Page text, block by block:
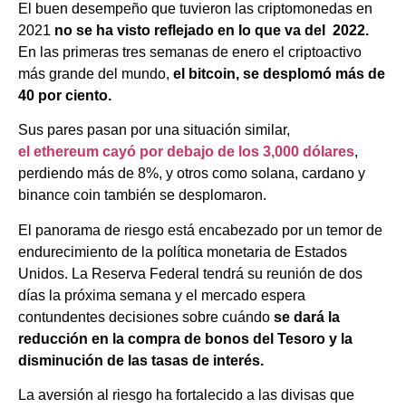
El buen desempeño que tuvieron las criptomonedas en
2021 no se ha visto reflejado en lo que va del 2022.
En las primeras tres semanas de enero el criptoactivo
más grande del mundo, el bitcoin, se desplomó más de
40 por ciento.
Sus pares pasan por una situación similar,
el ethereum cayó por debajo de los 3,000 dólares,
perdiendo más de 8%, y otros como solana, cardano y
binance coin también se desplomaron.
El panorama de riesgo está encabezado por un temor de
endurecimiento de la política monetaria de Estados
Unidos. La Reserva Federal tendrá su reunión de dos
días la próxima semana y el mercado espera
contundentes decisiones sobre cuándo se dará la
reducción en la compra de bonos del Tesoro y la
disminución de las tasas de interés.
La aversión al riesgo ha fortalecido a las divisas que